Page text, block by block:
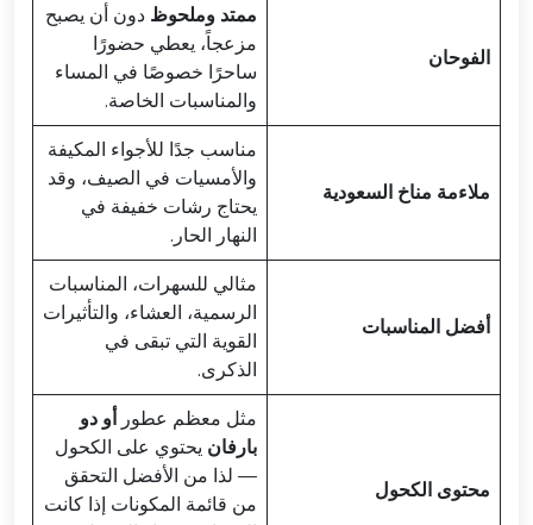
الفوحان
ممتد وملحوظ دون أن يصبح
مزعجاً، يعطي حضورًا
ساحرًا خصوصًا في المساء
والمناسبات الخاصة.
ملاءمة مناخ السعودية
مناسب جدًا للأجواء المكيفة
والأمسيات في الصيف، وقد
يحتاج رشات خفيفة في
النهار الحار.
أفضل المناسبات
مثالي للسهرات، المناسبات
الرسمية، العشاء، والتأثيرات
القوية التي تبقى في
الذكرى.
محتوى الكحول
مثل معظم عطورأو دو
بارفان يحتوي على الكحول
— لذا من الأفضل التحقق
من قائمة المكونات إذا كانت